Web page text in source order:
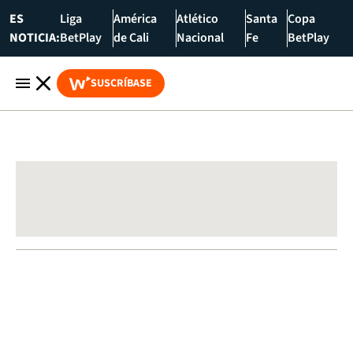
ES
NOTICIA:
Liga
BetPlay
América
de Cali
Atlético
Nacional
Santa
Fe
Copa
BetPlay
SUSCRÍBASE